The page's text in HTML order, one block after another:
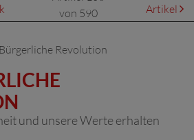
von 590
Artikel
und unsere Werte erhalten